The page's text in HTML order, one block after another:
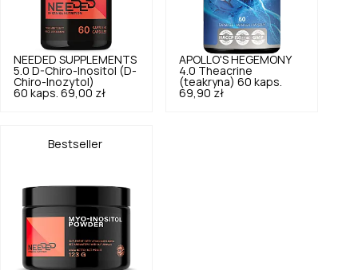
NEEDED SUPPLEMENTS
5.0 D-Chiro-Inositol (D-
Chiro-Inozytol)
60 kaps. 69,00 zł
APOLLO'S HEGEMONY
4.0 Theacrine
(teakryna) 60 kaps.
69,90 zł
Bestseller